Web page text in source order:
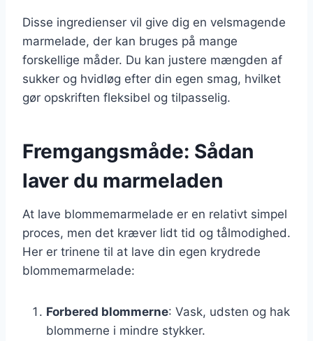
Disse ingredienser vil give dig en velsmagende
marmelade, der kan bruges på mange
forskellige måder. Du kan justere mængden af
sukker og hvidløg efter din egen smag, hvilket
gør opskriften fleksibel og tilpasselig.
Fremgangsmåde: Sådan
laver du marmeladen
At lave blommemarmelade er en relativt simpel
proces, men det kræver lidt tid og tålmodighed.
Her er trinene til at lave din egen krydrede
blommemarmelade:
Forbered blommerne: Vask, udsten og hak
blommerne i mindre stykker.